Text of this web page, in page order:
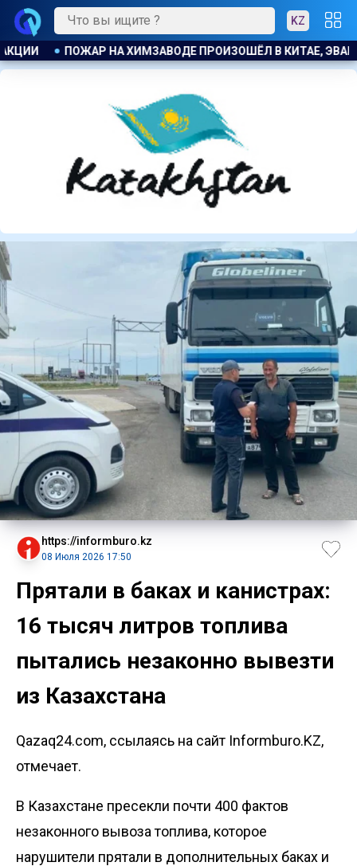
KZ
ЭВАКУИРОВАЛИ БОЛЕЕ 1200 ЧЕЛОВЕК БЫВШЕМУ
https://informburo.kz
08 Июля 2026 17:50
Прятали в баках и канистрах:
16 тысяч литров топлива
пытались незаконно вывезти
из Казахстана
Qazaq24.com, ссылаясь на сайт Informburo.KZ,
отмечает.
В Казахстане пресекли почти 400 фактов
незаконного вывоза топлива, которое
нарушители прятали в дополнительных баках и